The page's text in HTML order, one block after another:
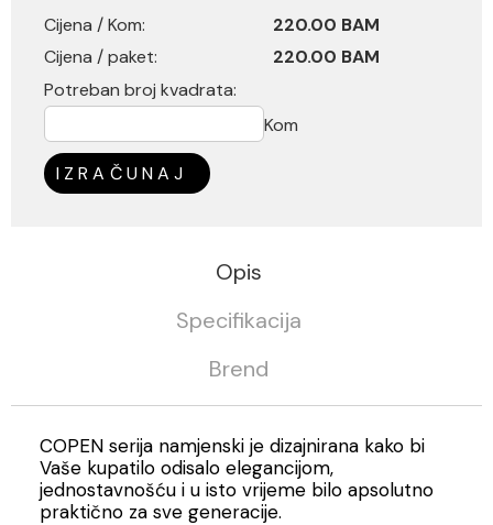
Cijena / Kom:
220.00 BAM
Cijena / paket:
220.00 BAM
Potreban broj kvadrata:
Kom
IZRAČUNAJ
Opis
Specifikacija
Brend
COPEN serija namjenski je dizajnirana kako bi
Vaše kupatilo odisalo elegancijom,
jednostavnošću i u isto vrijeme bilo apsolutno
praktično za sve generacije.